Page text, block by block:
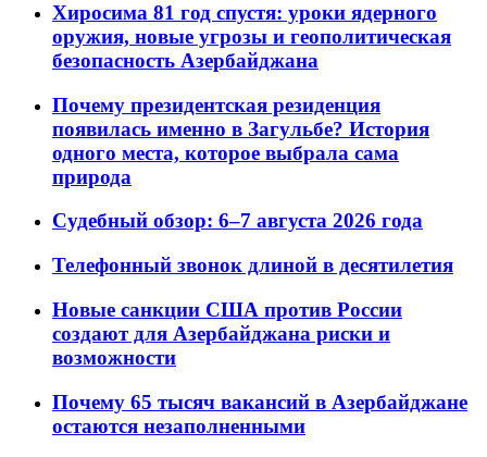
Хиросима 81 год спустя: уроки ядерного
оружия, новые угрозы и геополитическая
безопасность Азербайджана
Почему президентская резиденция
появилась именно в Загульбе? История
одного места, которое выбрала сама
природа
Судебный обзор: 6–7 августа 2026 года
Телефонный звонок длиной в десятилетия
Новые санкции США против России
создают для Азербайджана риски и
возможности
Почему 65 тысяч вакансий в Азербайджане
остаются незаполненными